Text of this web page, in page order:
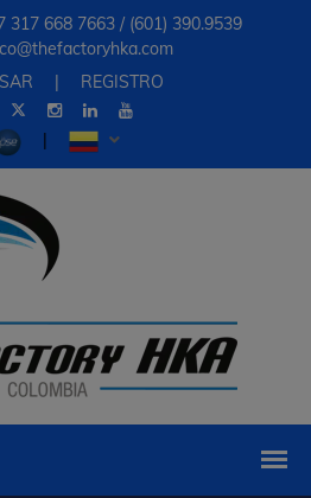
317 668 7663 / (601) 390.9539
| REGISTRO